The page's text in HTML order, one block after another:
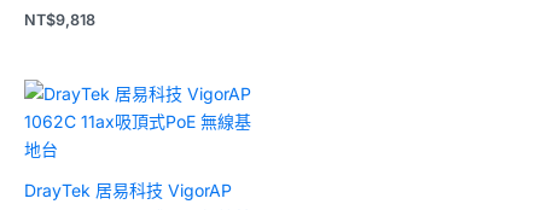
NT$9,818
DrayTek 居易科技 VigorAP